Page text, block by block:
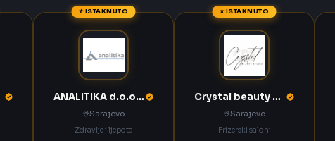
⭐ ISTAKNUTO
ANALITIKA d.o.o. Sarajevo
Sarajevo
Zdravlje i ljepota
⭐ ISTAKNUTO
Crystal beauty studio Sarajevo
Sarajevo
Frizerski saloni